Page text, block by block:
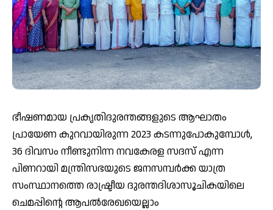
ഭീഷണമായ പ്രകൃതിദുരന്തങ്ങളുടെ ആഘാതം
പ്രായേണ കുറവായിരുന്ന 2023 കടന്നുപോകുമ്പോള്‍,
36 ദിവസം നീണ്ടുനിന്ന നവകേരള സദസ് എന്ന
പിണറായി മന്ത്രിസഭയുടെ ജനസമ്പര്‍ക്ക യാത്ര
സംസ്ഥാനത്തെ രാഷ്ട്രീയ ദുരന്തദിശാസൂചികയിലെ
ചെമപ്പിന്റെ ആപല്‍രേഖയെല്ലാം